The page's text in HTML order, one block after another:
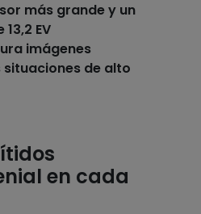
más grande y un
EV
imágenes
de alto
en cada